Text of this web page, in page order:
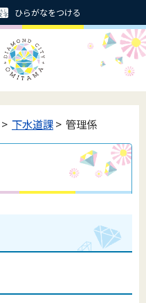
ひらがなをつける
> 下水道課> 管理係